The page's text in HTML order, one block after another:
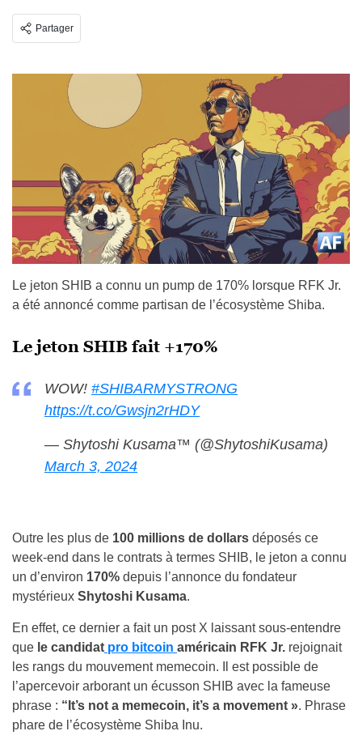
Partager
Le jeton SHIB a connu un pump de 170% lorsque RFK Jr.
a été annoncé comme partisan de l’écosystème Shiba.
Le jeton SHIB fait +170%
WOW! #SHIBARMYSTRONG
https://t.co/Gwsjn2rHDY
— Shytoshi Kusama™ (@ShytoshiKusama)
March 3, 2024
Outre les plus de 100 millions de dollars déposés ce
week-end dans le contrats à termes SHIB, le jeton a connu
un d’environ 170% depuis l’annonce du fondateur
mystérieux Shytoshi Kusama.
En effet, ce dernier a fait un post X laissant sous-entendre
que le candidat pro bitcoin américain RFK Jr. rejoignait
les rangs du mouvement memecoin.
Il est possible de
l’apercevoir arborant un écusson SHIB avec la fameuse
phrase : “It’s not a memecoin, it’s a movement ». Phrase
phare de l’écosystème Shiba Inu.